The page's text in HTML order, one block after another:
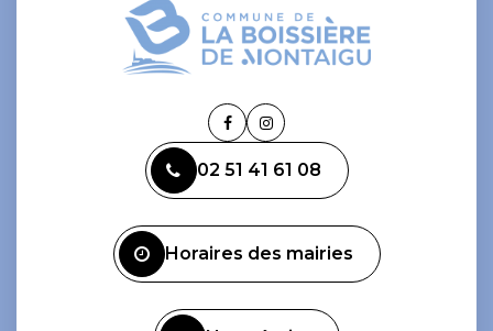
Lien
le
compte
Lien
le
compte
02 51 41 61 08
Horaires des mairies